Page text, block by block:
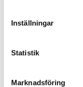
Inställningar
Statistik
Marknadsföring
Detta är min nya
månader som har
Älskar färgen nude.